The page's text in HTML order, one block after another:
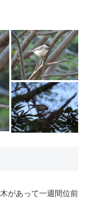
があって一週間位前